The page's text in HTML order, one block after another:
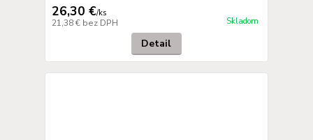
26,30 €/ks
21,38 € bez DPH Skladom
Detail